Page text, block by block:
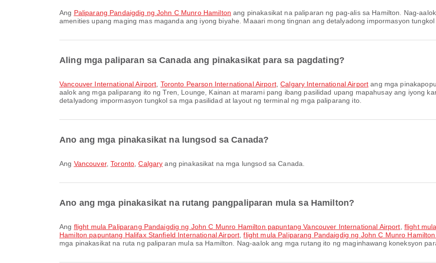
Ang Paliparang Pandaigdig ng John C Munro Hamilton ang pinakasikat na paliparan ng pag-alis sa Hamilton. Nag-
amenities upang maging mas maganda ang iyong biyahe. Maaari mong tingnan ang detalyadong impormasyon
Aling mga paliparan sa Canada ang pinakasikat para sa pagdating?
Vancouver International Airport Toronto Pearson International Airport,Calgary International Airport ang mga
aalok ang mga paliparang ito ng Tren, Lounge, Kainan at marami pang ibang pasilidad upang mapahusay ang iyong
detalyadong impormasyon tungkol sa mga pasilidad at layout ng terminal ng mga paliparang ito.
Ano ang mga pinakasikat na lungsod sa Canada?
Ang Vancouver,Toronto ,Calgary ang pinakasikat na mga lungsod sa Canada.
Ano ang mga pinakasikat na rutang pangpaliparan mula sa Hamilton?
Ang flight mula Paliparang Pandaigdig ng John C Munro Hamilton papuntang Vancouver International Airport flight
Hamilton papuntang Halifax Stanfield International Airport ,flight mula Paliparang Pandaigdig ng John C Munro
mga pinakasikat na ruta ng paliparan mula sa Hamilton. Nag-aalok ang mga rutang ito ng maginhawang koneksyon